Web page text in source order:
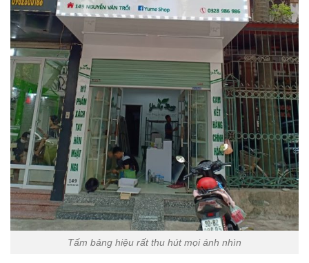
Tấm bảng hiệu rất thu hút mọi ánh nhìn